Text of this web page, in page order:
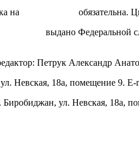
на
обязательна.
выдано Федеральной
Петрук Александр
Невская, 18а, помещение 9. E-
ул. Невская, 18а,